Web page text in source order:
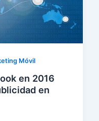
Móvil
en 2016
en